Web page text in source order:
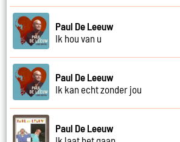
Paul De Leeuw
Ik hou van u
Paul De Leeuw
Ik kan echt zonder jou
Paul De Leeuw